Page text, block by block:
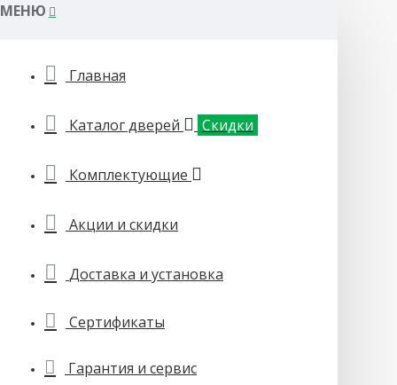
МЕНЮ
Главная
Каталог дверей Скидки
Комплектующие
Акции и скидки
Доставка и установка
Сертификаты
Гарантия и сервис